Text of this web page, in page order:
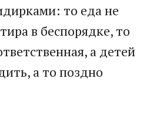
то еда не
в беспорядке, то
а детей
а то поздно